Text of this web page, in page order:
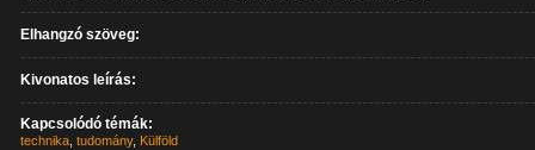
Elhangzó szöveg:
Kivonatos leírás:
Kapcsolódó témák:
technika ,tudomány, Külföld